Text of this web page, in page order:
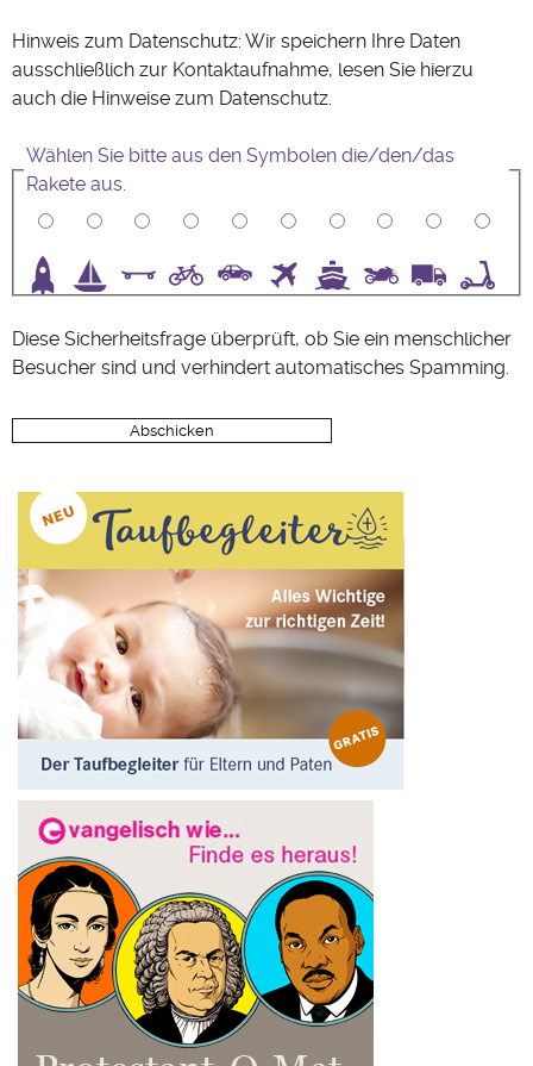
Hinweis zum Datenschutz: Wir speichern Ihre Daten
ausschließlich zur Kontaktaufnahme, lesen Sie hierzu
auch die Hinweise zum Datenschutz.
Wählen Sie bitte aus den Symbolen die/den/das
Rakete aus.
Diese Sicherheitsfrage überprüft, ob Sie ein menschlicher
Besucher sind und verhindert automatisches Spamming.